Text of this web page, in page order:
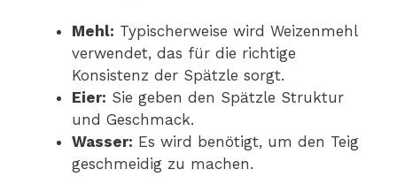
Mehl: Typischerweise wird Weizenmehl
verwendet, das für die richtige
Konsistenz der Spätzle sorgt.
Eier: Sie geben den Spätzle Struktur
und Geschmack.
Wasser: Es wird benötigt, um den Teig
geschmeidig zu machen.